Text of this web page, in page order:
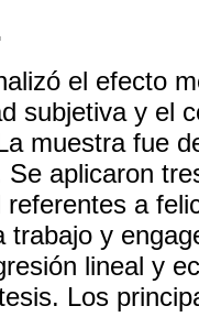
el efecto
subjetiva y el
muestra fue
Se aplicaron
referentes a
trabajo y
lineal y
Los